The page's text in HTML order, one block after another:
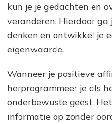
kun je je gedachten en
veranderen. Hierdoor
denken en ontwikkel je
eigenwaarde.
Wanneer je positieve
herprogrammeer je als
onderbewuste geest.
informatie op zonder